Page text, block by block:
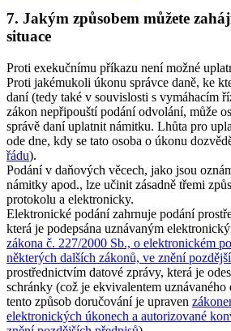
7. Jakým způsobem můžete
situace
Proti exekučnímu příkazu není možné
Proti jakémukoli úkonu správce daně, ke
daní (tedy také v souvislosti s vymáhacím
zákon nepřipouští podání odvolání, může
správě daní uplatnit námitku. Lhůta pro
ode dne, kdy se tato osoba o úkonu
řádu).
Podání v daňových věcech, jako jsou
námitky apod., lze učinit zásadně třemi
protokolu a elektronicky.
Elektronické podání zahrnuje podání
která je podepsána uznávaným
zákona č. 227/2000 Sb., o elektronickém
některých dalších zákonů, ve znění
prostřednictvím datové zprávy, která je
schránky (což je ekvivalentem
tento způsob doručování je upraven
elektronických úkonech a autorizované